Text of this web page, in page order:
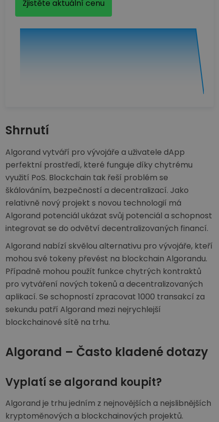
Zjistěte aktuální cenu
Shrnutí
Algorand vytváří pro vývojáře a uživatele dApp
perfektní prostředí, které funguje díky chytrému
využití PoS. Blockchain tak řeší problém se
škálováním, bezpečností a decentralizací. Jako
relativně nový projekt s novou technologií má
Algorand potenciál ukázat svůj potenciál a schopnost
integrovat se do odvětví decentralizovaných financí.
Algorand nabízí skvělou alternativu pro vývojáře, kteří
mohou své tokeny převést na blockchain Algorandu.
Případně mohou použít funkce chytrých kontraktů
pro vytváření nových tokenů a decentralizovaných
aplikací. Se schopností zpracovat 1000 transakcí za
sekundu patří Algorand mezi nejrychlejší
blockchainové sítě na trhu.
Algorand – Často kladené dotazy
Vyplatí se algorand koupit?
Algorand je trhu jedním z nejnovějších a nejslibnějších
kryptoměnových a blockchainových projektů.